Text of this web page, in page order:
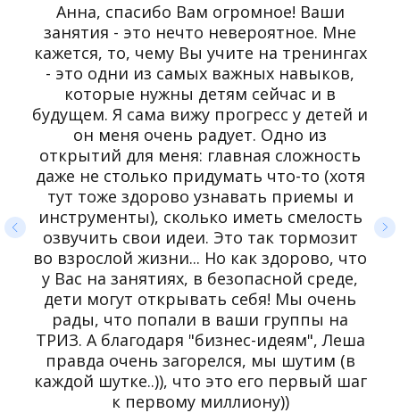
Анна, спасибо Вам огромное! Ваши
занятия - это нечто невероятное. Мне
кажется, то, чему Вы учите на тренингах
- это одни из самых важных навыков,
которые нужны детям сейчас и в
будущем. Я сама вижу прогресс у детей и
он меня очень радует. Одно из
открытий для меня: главная сложность
даже не столько придумать что-то (хотя
тут тоже здорово узнавать приемы и
инструменты), сколько иметь смелость
озвучить свои идеи. Это так тормозит
во взрослой жизни... Но как здорово, что
у Вас на занятиях, в безопасной среде,
дети могут открывать себя! Мы очень
рады, что попали в ваши группы на
ТРИЗ. А благодаря "бизнес-идеям", Леша
правда очень загорелся, мы шутим (в
каждой шутке..)), что это его первый шаг
к первому миллиону))